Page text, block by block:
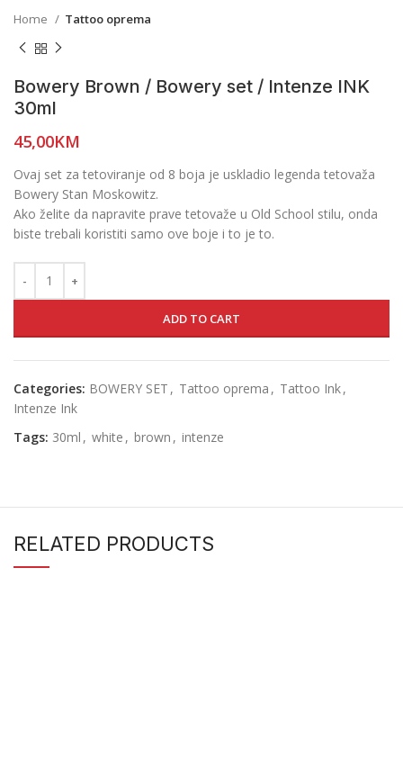
Home Tattoo oprema
Bowery Brown / Bowery set / Intenze INK
30ml
45,00KM
Ovaj set za tetoviranje od 8 boja je uskladio legenda tetovaža
Bowery Stan Moskowitz.
Ako želite da napravite prave tetovaže u Old School stilu, onda
biste trebali koristiti samo ove boje i to je to.
ADD TO CART
Categories: BOWERY SET , Tattoo oprema , Tattoo Ink,
Intenze Ink
Tags: 30ml , white , brown , intenze
RELATED PRODUCTS